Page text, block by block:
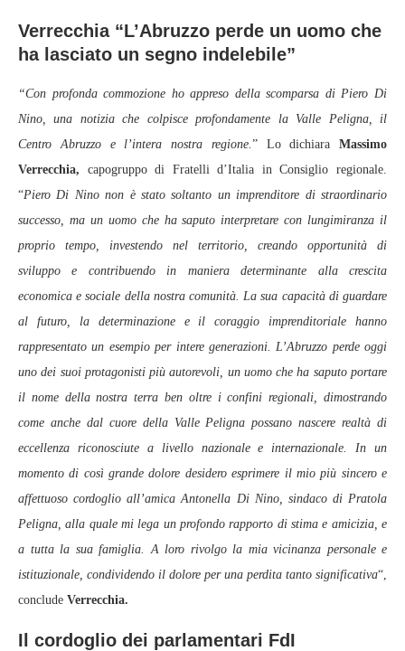
Verrecchia “L’Abruzzo perde un uomo che
ha lasciato un segno indelebile”
“Con profonda commozione ho appreso della scomparsa di Piero Di
Nino, una notizia che colpisce profondamente la Valle Peligna, il
Centro Abruzzo e l’intera nostra regione. ” Lo dichiara Massimo
Verrecchia, capogruppo di Fratelli d’Italia in Consiglio regionale.
“Piero Di Nino non è stato soltanto un imprenditore di straordinario
successo, ma un uomo che ha saputo interpretare con lungimiranza il
proprio tempo, investendo nel territorio, creando opportunità di
sviluppo e contribuendo in maniera determinante alla crescita
economica e sociale della nostra comunità. La sua capacità di guardare
al futuro, la determinazione e il coraggio imprenditoriale hanno
rappresentato un esempio per intere generazioni. L’Abruzzo perde oggi
uno dei suoi protagonisti più autorevoli, un uomo che ha saputo portare
il nome della nostra terra ben oltre i confini regionali, dimostrando
come anche dal cuore della Valle Peligna possano nascere realtà di
eccellenza riconosciute a livello nazionale e internazionale. In un
momento di così grande dolore desidero esprimere il mio più sincero e
affettuoso cordoglio all’amica Antonella Di Nino, sindaco di Pratola
Peligna, alla quale mi lega un profondo rapporto di stima e amicizia, e
a tutta la sua famiglia. A loro rivolgo la mia vicinanza personale e
istituzionale, condividendo il dolore per una perdita tanto significativa“,
conclude Verrecchia.
Il cordoglio dei parlamentari FdI